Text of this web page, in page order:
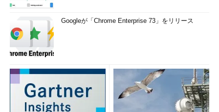
Googleが「Chrome Enterprise 73」をリリース